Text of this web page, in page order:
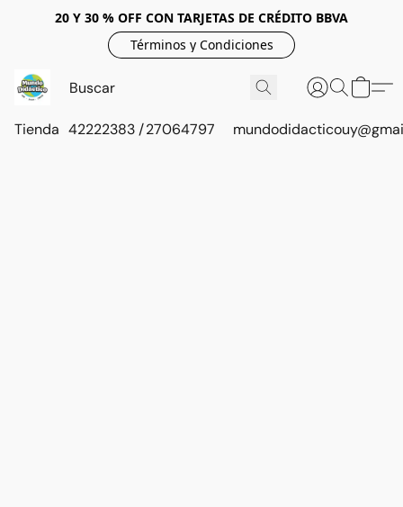
20 Y 30 % OFF CON TARJETAS DE CRÉDITO BBVA
Términos y Condiciones
Tienda 42222383 / 27064797